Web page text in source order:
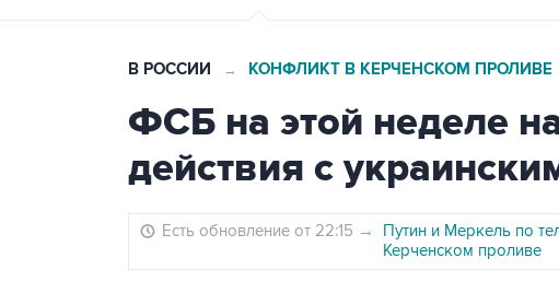
В РОССИИ → КОНФЛИКТ В КЕРЧЕНСКОМ ПРОЛИВЕ
ФСБ на этой неделе
действия с
Есть обновление от 22:15 →
Путин и Меркель по
Керченском проливе